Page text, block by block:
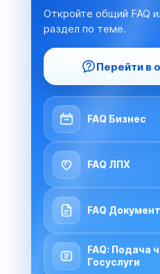
Откройте общий FAQ
раздел по теме.
Перейти в
FAQ Бизнес
FAQ ЛПХ
FAQ
FAQ: Подача
Госуслуги